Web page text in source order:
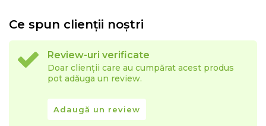
Ce spun clienții noștri
Review-uri verificate
Doar clienții care au cumpărat acest produs
pot adăuga un review.
Adaugă un review